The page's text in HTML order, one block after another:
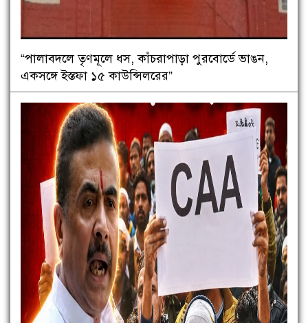
“পালাবদলে তৃণমূলে ধস, কাঁচরাপাড়া পুরবোর্ডে ভাঙন,
একসঙ্গে ইস্তফা ১৫ কাউন্সিলরের”